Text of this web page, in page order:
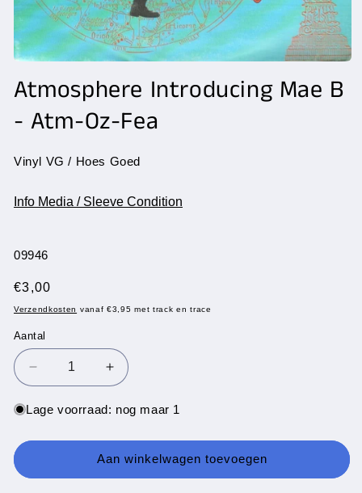
openen
modaal
Atmosphere Introducing Mae B
- Atm-Oz-Fea
Vinyl VG / Hoes Goed
Info Media / Sleeve Condition
SKU:
09946
Normale
prijs
€3,00
Verzendkosten vanaf €3,95 met track en trace
Aantal
Aantal
Aantal
verlagen
voor
Introducing
B
Aantal
verhogen
voor
Introducing
Mae
B
Lage voorraad: nog maar 1
Aan winkelwagen toevoegen